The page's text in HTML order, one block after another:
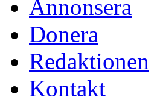
Annonsera
Donera
Redaktionen
Kontakt